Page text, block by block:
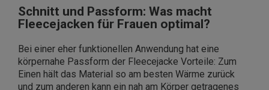
Schnitt und Passform: Was macht
Fleecejacken für Frauen optimal?
Bei einer eher funktionellen Anwendung hat eine
körpernahe Passform der Fleecejacke Vorteile: Zum
Einen hält das Material so am besten Wärme zurück
und zum anderen kann ein nah am Körper getragenes